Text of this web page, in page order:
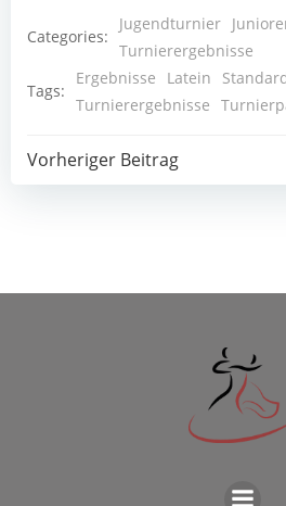
Categories:
Jugendturnier
Turnierergebnisse
Tags:
Ergebnisse Latein
Turnierergebnisse
Post
Vorheriger Beitrag